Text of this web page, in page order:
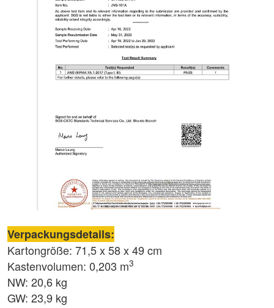
Verpackungsdetails:
Kartongröße: 71,5 x 58 x 49 cm
Kastenvolumen: 0,203 m3
NW: 20,6 kg
GW: 23,9 kg